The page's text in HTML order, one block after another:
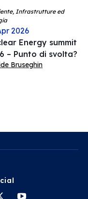
Infrastrutture ed
2026
Energy summit
– Punto di svolta?
Bruseghin